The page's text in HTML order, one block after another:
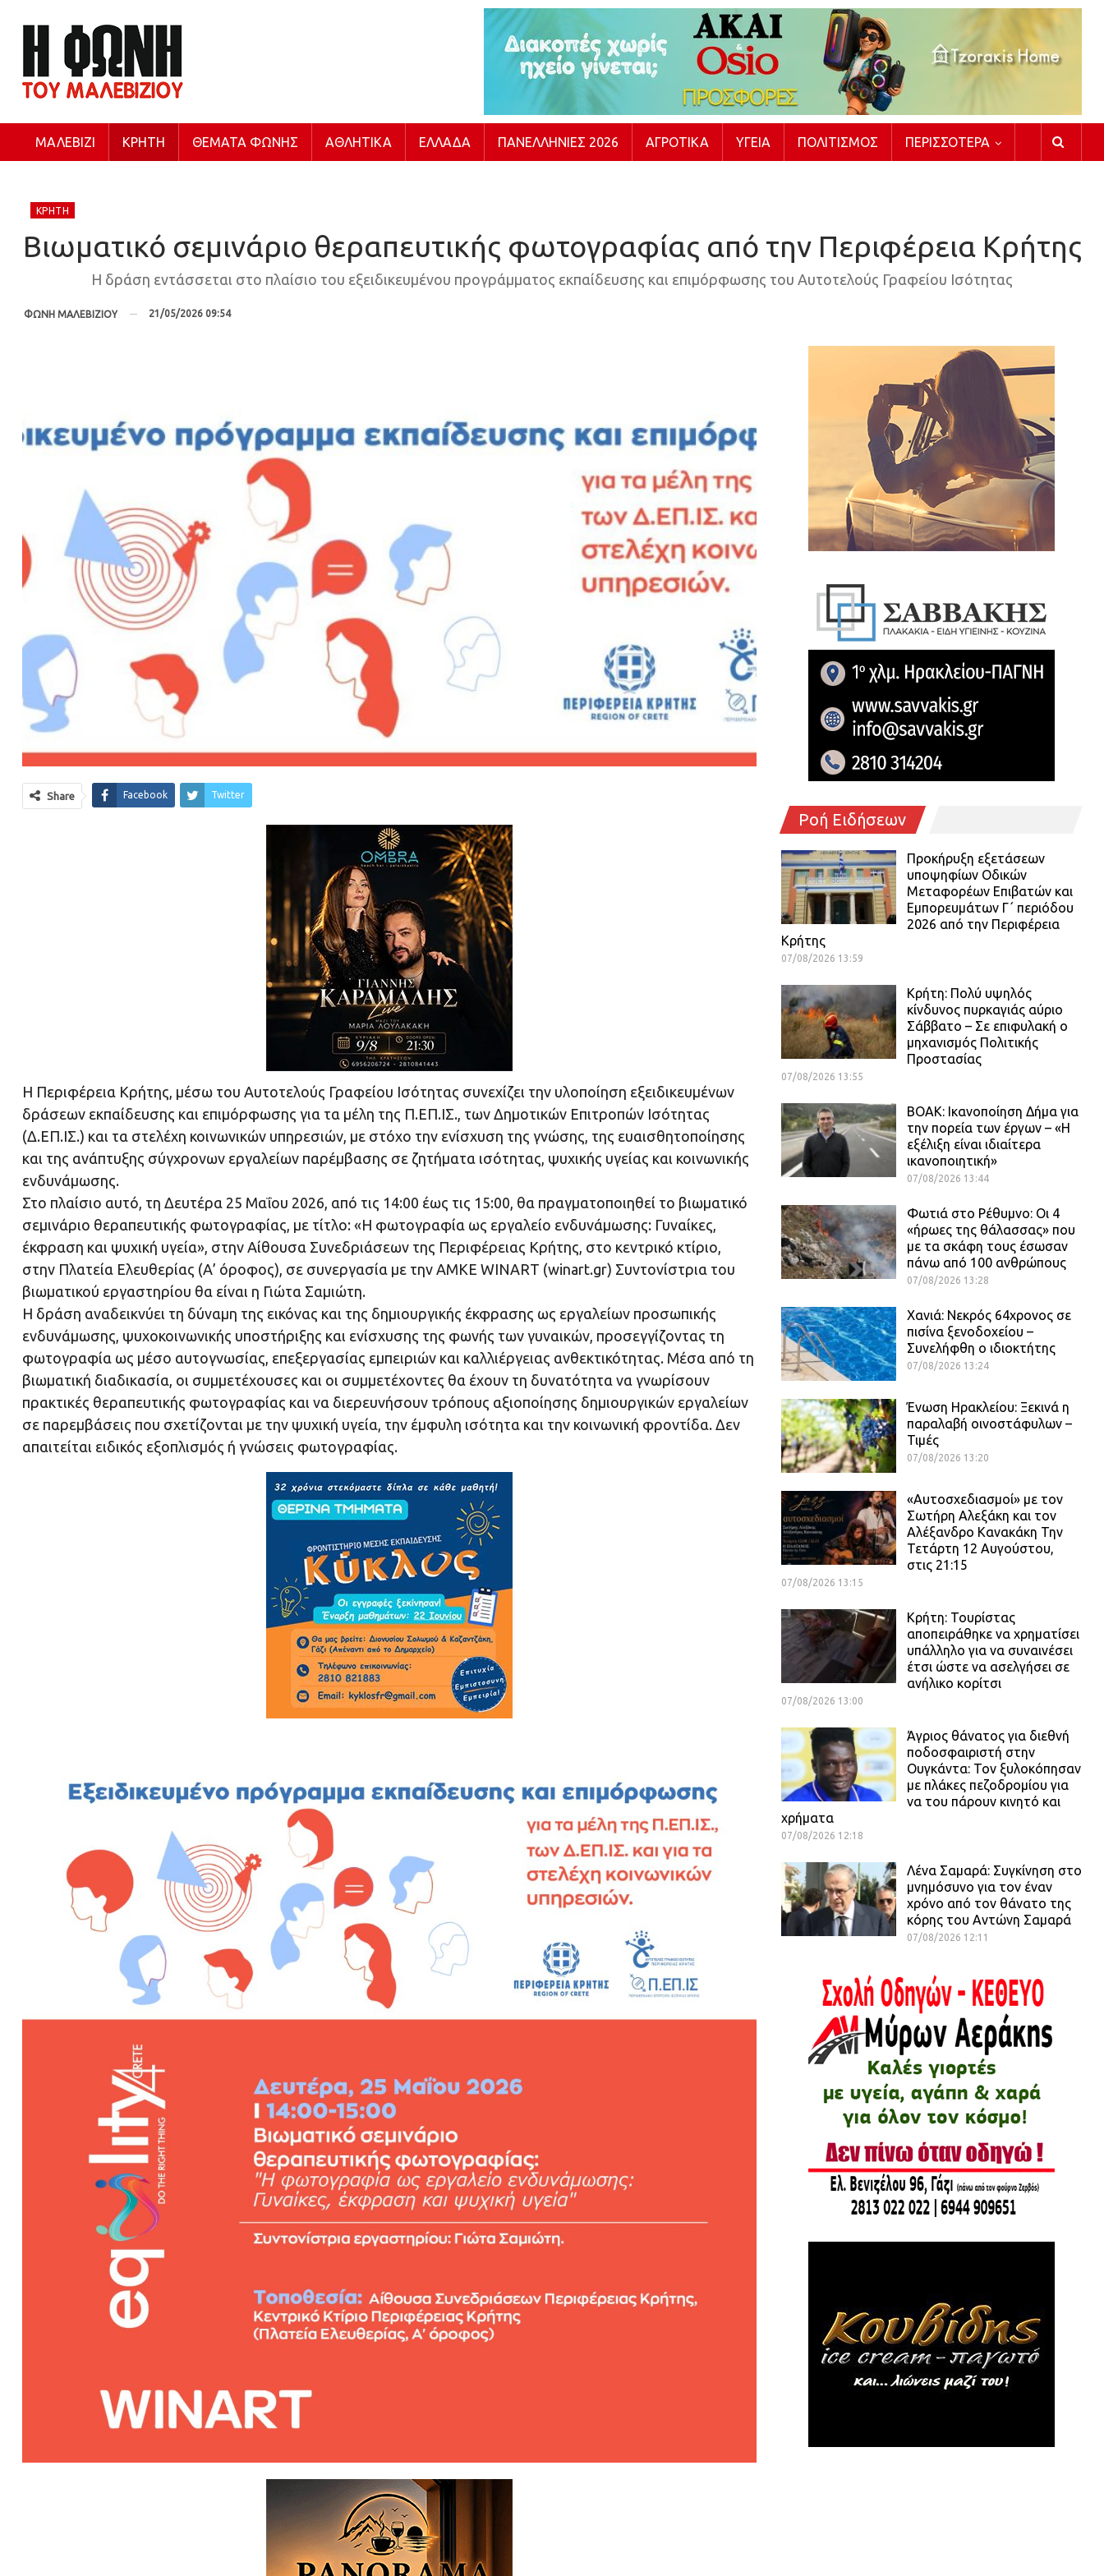
ΜΑΛΕΒΊΖΙ ΚΡΉΤΗ ΘΈΜΑΤΑ ΦΩΝΉΣ ΑΘΛΗΤΙΚΆ ΕΛΛΆΔΑ ΠΑΝΕΛΛΉΝΙΕΣ 2026 ΑΓΡΟΤΙΚΆ ΥΓΕΊΑ ΠΟΛΙΤΙΣΜΌΣ ΠΕΡΙΣΣΌΤΕΡΑ
ΚΡΉΤΗ
Βιωματικό σεμινάριο θεραπευτικής φωτογραφίας από την Περιφέρεια Κρήτης
Η δράση εντάσσεται στο πλαίσιο του εξειδικευμένου προγράμματος εκπαίδευσης και επιμόρφωσης του Αυτοτελούς Γραφείου Ισότητας
ΦΩΝΗ ΜΑΛΕΒΙΖΙΟΥ 21/05/2026 09:54
Share Facebook Twitter
Η Περιφέρεια Κρήτης, μέσω του Αυτοτελούς Γραφείου Ισότητας συνεχίζει την υλοποίηση εξειδικευμένων
δράσεων εκπαίδευσης και επιμόρφωσης για τα μέλη της Π.ΕΠ.ΙΣ., των Δημοτικών Επιτροπών Ισότητας
(Δ.ΕΠ.ΙΣ.) και τα στελέχη κοινωνικών υπηρεσιών, με στόχο την ενίσχυση της γνώσης, της ευαισθητοποίησης
και της ανάπτυξης σύγχρονων εργαλείων παρέμβασης σε ζητήματα ισότητας, ψυχικής υγείας και κοινωνικής
ενδυνάμωσης.
Στο πλαίσιο αυτό, τη Δευτέρα 25 Μαΐου 2026, από τις 14:00 έως τις 15:00, θα πραγματοποιηθεί το βιωματικό
σεμινάριο θεραπευτικής φωτογραφίας, με τίτλο: «Η φωτογραφία ως εργαλείο ενδυνάμωσης: Γυναίκες,
έκφραση και ψυχική υγεία», στην Αίθουσα Συνεδριάσεων της Περιφέρειας Κρήτης, στο κεντρικό κτίριο,
στην Πλατεία Ελευθερίας (Α’ όροφος), σε συνεργασία με την ΑΜΚΕ WINART (winart.gr) Συντονίστρια του
βιωματικού εργαστηρίου θα είναι η Γιώτα Σαμιώτη.
Η δράση αναδεικνύει τη δύναμη της εικόνας και της δημιουργικής έκφρασης ως εργαλείων προσωπικής
ενδυνάμωσης, ψυχοκοινωνικής υποστήριξης και ενίσχυσης της φωνής των γυναικών, προσεγγίζοντας τη
φωτογραφία ως μέσο αυτογνωσίας, επεξεργασίας εμπειριών και καλλιέργειας ανθεκτικότητας. Μέσα από τη
βιωματική διαδικασία, οι συμμετέχουσες και οι συμμετέχοντες θα έχουν τη δυνατότητα να γνωρίσουν
πρακτικές θεραπευτικής φωτογραφίας και να διερευνήσουν τρόπους αξιοποίησης δημιουργικών εργαλείων
σε παρεμβάσεις που σχετίζονται με την ψυχική υγεία, την έμφυλη ισότητα και την κοινωνική φροντίδα. Δεν
απαιτείται ειδικός εξοπλισμός ή γνώσεις φωτογραφίας.
Ροή Ειδήσεων
Προκήρυξη εξετάσεων
υποψηφίων Οδικών
Μεταφορέων Επιβατών και
Εμπορευμάτων Γ΄ περιόδου
2026 από την Περιφέρεια
Κρήτης
07/08/2026 13:59
Κρήτη: Πολύ υψηλός
κίνδυνος πυρκαγιάς αύριο
Σάββατο – Σε επιφυλακή ο
μηχανισμός Πολιτικής
Προστασίας
07/08/2026 13:55
ΒΟΑΚ: Ικανοποίηση Δήμα για
την πορεία των έργων – «Η
εξέλιξη είναι ιδιαίτερα
ικανοποιητική»
07/08/2026 13:44
Φωτιά στο Ρέθυμνο: Οι 4
«ήρωες της θάλασσας» που
με τα σκάφη τους έσωσαν
πάνω από 100 ανθρώπους
07/08/2026 13:28
Χανιά: Νεκρός 64χρονος σε
πισίνα ξενοδοχείου –
Συνελήφθη ο ιδιοκτήτης
07/08/2026 13:24
Ένωση Ηρακλείου: Ξεκινά η
παραλαβή οινοστάφυλων –
Τιμές
07/08/2026 13:20
«Αυτοσχεδιασμοί» με τον
Σωτήρη Αλεξάκη και τον
Αλέξανδρο Κανακάκη Την
Τετάρτη 12 Αυγούστου,
στις 21:15
07/08/2026 13:15
Κρήτη: Τουρίστας
αποπειράθηκε να χρηματίσει
υπάλληλο για να συναινέσει
έτσι ώστε να ασελγήσει σε
ανήλικο κορίτσι
07/08/2026 13:00
Άγριος θάνατος για διεθνή
ποδοσφαιριστή στην
Ουγκάντα: Τον ξυλοκόπησαν
με πλάκες πεζοδρομίου για
να του πάρουν κινητό και
χρήματα
07/08/2026 12:18
Λένα Σαμαρά: Συγκίνηση στο
μνημόσυνο για τον έναν
χρόνο από τον θάνατο της
κόρης του Αντώνη Σαμαρά
07/08/2026 12:11